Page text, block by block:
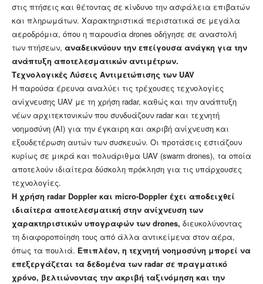
στις πτήσεις και θέτοντας σε κίνδυνο την ασφάλεια επιβατών
και πληρωμάτων. Χαρακτηριστικά περιστατικά σε μεγάλα
αεροδρόμια, όπου η παρουσία drones οδήγησε σε αναστολή
των πτήσεων, αναδεικνύουν την επείγουσα ανάγκη για την
ανάπτυξη αποτελεσματικών αντιμέτρων.
Τεχνολογικές Λύσεις Αντιμετώπισης των UAV
Η παρούσα έρευνα αναλύει τις τρέχουσες τεχνολογίες
ανίχνευσης UAV με τη χρήση radar, καθώς και την ανάπτυξη
νέων αρχιτεκτονικών που συνδυάζουν radar και τεχνητή
νοημοσύνη (AI) για την έγκαιρη και ακριβή ανίχνευση και
εξουδετέρωση αυτών των συσκευών. Οι προτάσεις εστιάζουν
κυρίως σε μικρά και πολυάριθμα UAV (swarm drones), τα οποία
αποτελούν ιδιαίτερα δύσκολη πρόκληση για τις υπάρχουσες
τεχνολογίες.
Η χρήση radar Doppler και micro-Doppler έχει αποδειχθεί
ιδιαίτερα αποτελεσματική στην ανίχνευση των
χαρακτηριστικών υπογραφών των drones, διευκολύνοντας
τη διαφοροποίηση τους από άλλα αντικείμενα στον αέρα,
όπως τα πουλιά. Επιπλέον, η τεχνητή νοημοσύνη μπορεί να
επεξεργάζεται τα δεδομένα των radar σε πραγματικό
χρόνο, βελτιώνοντας την ακριβή ταξινόμηση και την